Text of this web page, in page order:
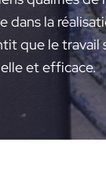
dans la
que le
et efficace.